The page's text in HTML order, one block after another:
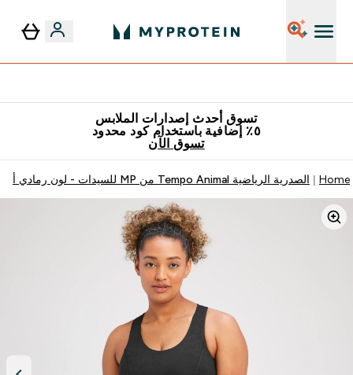
تسوق أحدث إصدارات الملابس
٥٪ إضافية باستخدام كود محدود
تسوق الآن
Home الصدرية الرياضية Tempo Animal من MP للسيدات - لون رمادي أردوازي